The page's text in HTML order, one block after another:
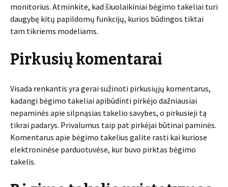
monitorius. Atminkite, kad šiuolaikiniai bėgimo takeliai turi
daugybę kitų papildomų funkcijų, kurios būdingos tiktai
tam tikriems modeliams.
Pirkusių komentarai
Visada renkantis yra gerai sužinoti pirkusiųjų komentarus,
kadangi bėgimo takeliai apibūdinti pirkėjo dažniausiai
nepaminės apie silpnąsias takelio savybes, o pirkusieji tą
tikrai padarys. Privalumus taip pat pirkėjai būtinai paminės.
Komentarus apie bėgimo takelius galite rasti kai kuriose
elektroninėse parduotuvėse, kur buvo pirktas bėgimo
takelis.